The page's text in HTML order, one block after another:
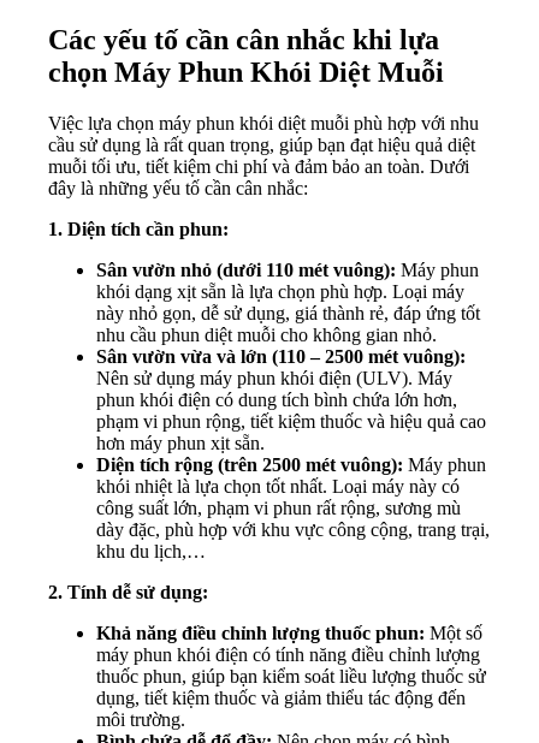
Các yếu tố cần cân nhắc khi lựa
chọn Máy Phun Khói Diệt Muỗi
Việc lựa chọn máy phun khói diệt muỗi phù hợp với nhu
cầu sử dụng là rất quan trọng, giúp bạn đạt hiệu quả diệt
muỗi tối ưu, tiết kiệm chi phí và đảm bảo an toàn. Dưới
đây là những yếu tố cần cân nhắc:
1. Diện tích cần phun:
Sân vườn nhỏ (dưới 110 mét vuông): Máy phun
khói dạng xịt sẵn là lựa chọn phù hợp. Loại máy
này nhỏ gọn, dễ sử dụng, giá thành rẻ, đáp ứng tốt
nhu cầu phun diệt muỗi cho không gian nhỏ.
Sân vườn vừa và lớn (110 – 2500 mét vuông):
Nên sử dụng máy phun khói điện (ULV). Máy
phun khói điện có dung tích bình chứa lớn hơn,
phạm vi phun rộng, tiết kiệm thuốc và hiệu quả cao
hơn máy phun xịt sẵn.
Diện tích rộng (trên 2500 mét vuông): Máy phun
khói nhiệt là lựa chọn tốt nhất. Loại máy này có
công suất lớn, phạm vi phun rất rộng, sương mù
dày đặc, phù hợp với khu vực công cộng, trang trại,
khu du lịch,…
2. Tính dễ sử dụng:
Khả năng điều chỉnh lượng thuốc phun: Một số
máy phun khói điện có tính năng điều chỉnh lượng
thuốc phun, giúp bạn kiểm soát liều lượng thuốc sử
dụng, tiết kiệm thuốc và giảm thiểu tác động đến
môi trường.